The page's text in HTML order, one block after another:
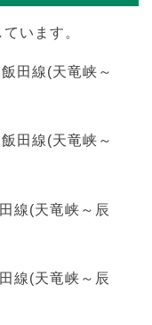
います。
飯田線(天竜峡～
飯田線(天竜峡～
線(天竜峡～辰
線(天竜峡～辰